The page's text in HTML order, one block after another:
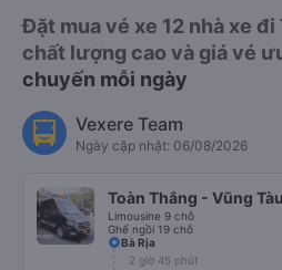
Đặt mua vé xe 12 nhà xe đi
chất lượng cao và giá vé
chuyến mỗi ngày
Vexere Team
Ngày cập nhật: 06/08/2026
Toàn Thắng - Vũng Tàu
Limousine 9 chỗ
Ghế ngồi 19 chỗ
Bà Rịa
2 giờ 45 phút